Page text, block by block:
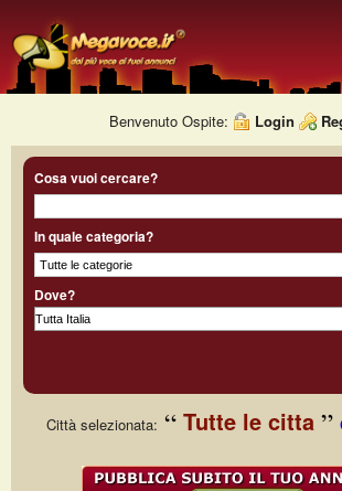
Benvenuto Ospite: Login
Cosa vuoi cercare?
In quale categoria?
Dove?
Città selezionata: Tutte le citta